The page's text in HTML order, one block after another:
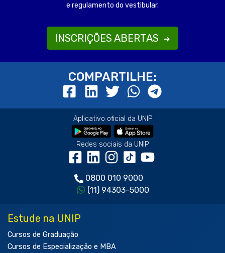
e regulamento do vestibular.
INSCRIÇÕES ABERTAS
COMPARTILHE:
Aplicativo oficial da UNIP
Redes sociais da UNIP
0800 010 9000
(11) 94303-5000
Estude na UNIP
Cursos de Graduação
Cursos de Especialização e MBA